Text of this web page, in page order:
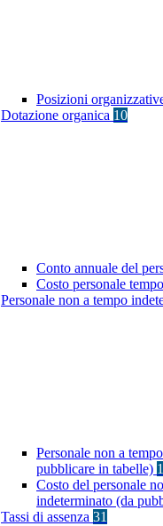
Posizioni
Dotazione organica 10
Conto annuale del
Costo personale
Personale non a tempo
Personale non a
pubblicare in tabelle)
Costo del personale
indeterminato (da
Tassi di assenza 31